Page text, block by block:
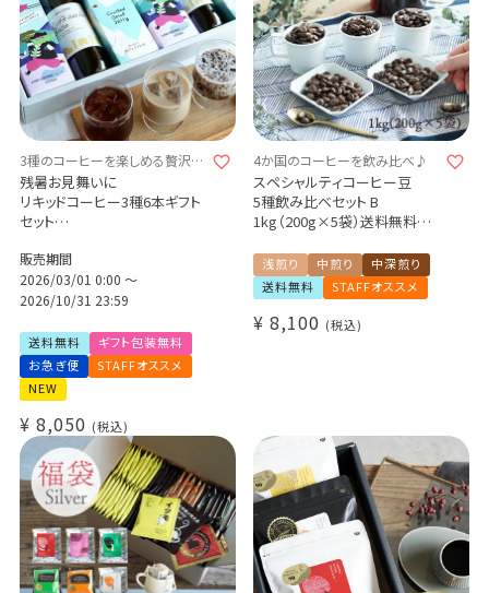
3種のコーヒーを楽しめる贅沢な
ギフトセット
残暑お見舞いに
リキッドコーヒー3種6本ギフト
セット
カフェオレベース
クラッシュド デカフェゼリー
アイスコーヒー＋カフェオレ＋
料無料 (l)
販売期間
2026/03/01 0:00 〜
2026/10/31 23:59
送料無料
ギフト包装無料
お急ぎ便
STAFFオススメ
NEW
¥ 8,050 税込
4か国のコーヒーを飲み比べ♪
スペシャルティコーヒー豆
5種飲み比べセット B
1kg（200g×5袋）送料無料
ワンダ・エチオピア）
浅煎り 中煎り 中深煎り
シングルオリジン 煎りたて 新
鮮コーヒー豆 自家焙煎
浅煎り 中煎り
中深煎り
送料無料
STAFFオススメ
¥ 8,100 税込